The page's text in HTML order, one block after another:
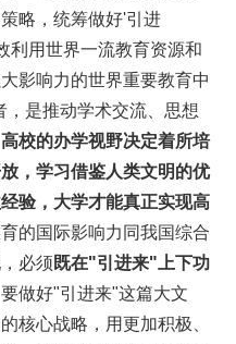
略，统筹做好'引进
利用世界一流教育资源和
影响力的世界重要教育中
是推动学术交流、思想
高校的办学视野决定着所培
，学习借鉴人类文明的优
验，大学才能真正实现高
的国际影响力同我国综合
必须 既在"引进来"上下功
要做好"引进来"这篇大文
核心战略，用更加积极、